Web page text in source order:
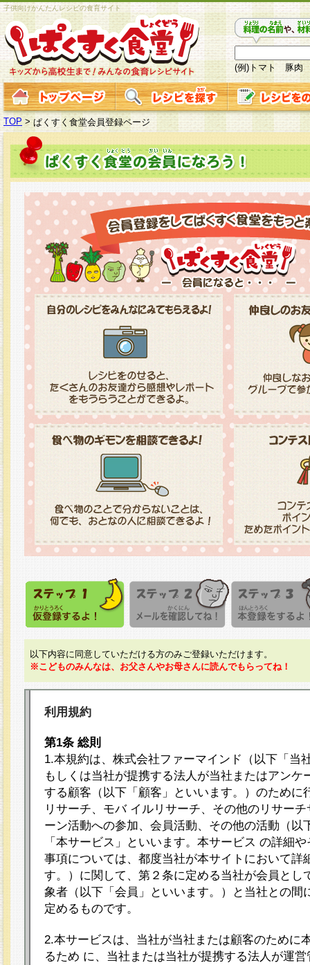
子供向けかんたんレシピの食育サイト
(例)トマト 豚肉
TOP > ぱくすく食堂会員登録ページ
以下内容に同意していただける方のみご登録いただけます。
※こどものみんなは、お父さんやお母さんに読んでもらってね！
利用規約
第1条 総則
1.本規約は、株式会社ファーマインド（以下「当
もしくは当社が提携する法人が当社またはアンケ
する顧客（以下「顧客」といいます。）のために
リサーチ、モバ イルリサーチ、その他のリサー
ーン活動への参加、会員活動、その他の活動（以
「本サービス」といいます。本サービス の詳細
事項については、都度当社が本サイトにおいて詳
す。）に関して、第２条に定める当社が会員とし
象者（以下「会員」といいます。）と当社との間
定めるものです。
2.本サービスは、当社が当社または顧客のために
るため に、当社または当社が提携する法人が運